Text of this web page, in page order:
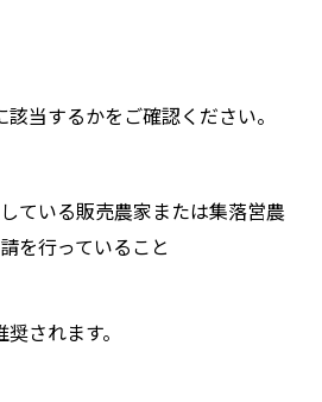
当するかをご確認ください。
ている販売農家または集落営農
を行っていること
されます。